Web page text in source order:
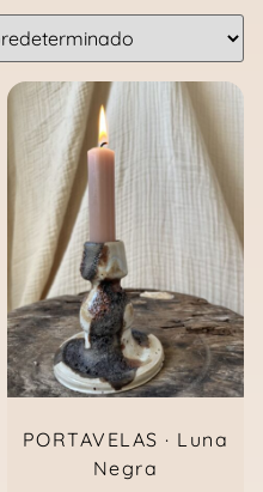
PORTAVELAS · Luna
Negra